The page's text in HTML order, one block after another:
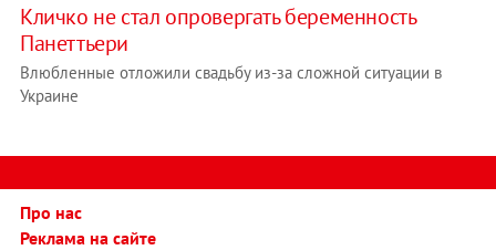
Кличко не стал опровергать беременность
Панеттьери
Влюбленные отложили свадьбу из-за сложной ситуации в
Украине
Про нас
Реклама на сайте